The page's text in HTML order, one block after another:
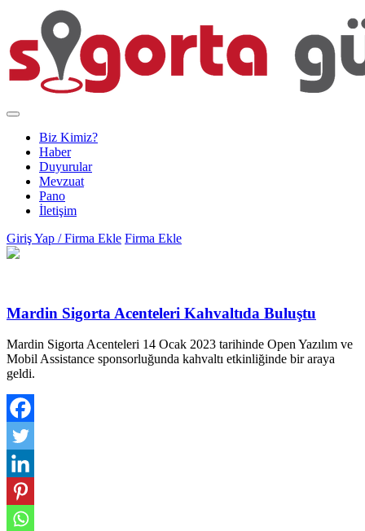
Biz Kimiz?
Haber
Duyurular
Mevzuat
Pano
İletişim
Giriş Yap / Firma Ekle Firma Ekle
Mardin Sigorta Acenteleri Kahvaltıda Buluştu
Mardin Sigorta Acenteleri 14 Ocak 2023 tarihinde Open Yazılım ve
Mobil Assistance sponsorluğunda kahvaltı etkinliğinde bir araya
geldi.